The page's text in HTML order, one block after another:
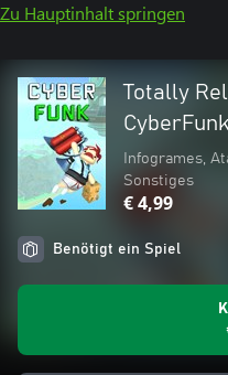
Zu Hauptinhalt springen
Totally
Infogrames,
Sonstiges
€ 4,99
Benötigt ein Spiel